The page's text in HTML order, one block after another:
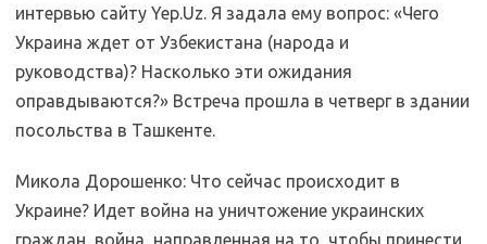
интервью сайту Yep.Uz. Я задала ему вопрос: «Чего
Украина ждет от Узбекистана (народа и
руководства)? Насколько эти ожидания
оправдываются?» Встреча прошла в четверг в здании
посольства в Ташкенте.
Микола Дорошенко: Что сейчас происходит в
Украине? Идет война на уничтожение украинских
граждан, война, направленная на то, чтобы принести